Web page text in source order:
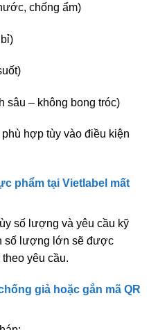
chống ẩm)
sâu – không bong tróc)
hợp tùy vào điều kiện
phẩm tại Vietlabel mất
số lượng và yêu cầu kỹ
số lượng lớn sẽ được
yêu cầu.
giả hoặc gắn mã QR